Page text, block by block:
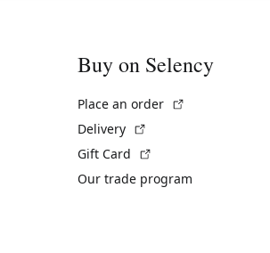
Buy on Selency
Place an order
Delivery
Gift Card
Our trade program